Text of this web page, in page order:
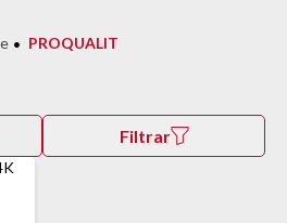
PROQUALIT
Filtrar